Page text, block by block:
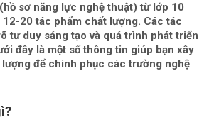
sơ năng lực nghệ thuật) từ lớp 10
20 tác phẩm chất lượng. Các tác
tư duy sáng tạo và quá trình phát triển
đây là một số thông tin giúp bạn xây
để chinh phục các trường nghệ